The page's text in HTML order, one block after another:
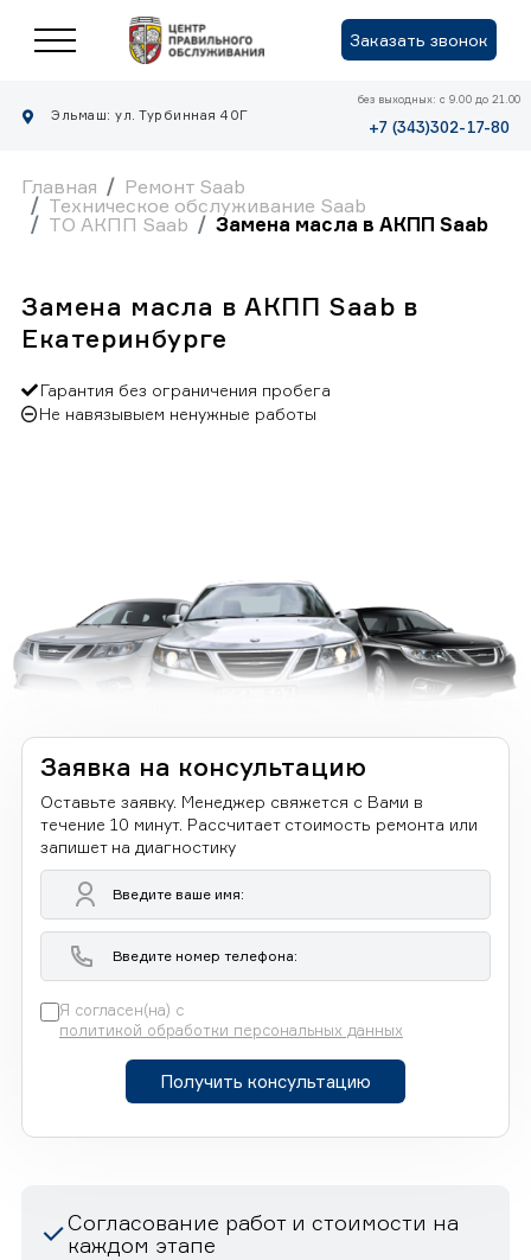
Заказать звонок
Эльмаш: ул. Турбинная 40Г
без выходных: с 9.00 до 21.00
+7 (343)302-17-80
Главная
Ремонт Saab
Техническое обслуживание Saab
ТО АКПП Saab
Замена масла в АКПП Saab
Замена масла в АКПП Saab в
Екатеринбурге
Гарантия без ограничения пробега
Не навязывыем ненужные работы
Заявка на консультацию
Оставьте заявку. Менеджер свяжется с Вами в
течение 10 минут. Рассчитает стоимость ремонта или
запишет на диагностику
Я согласен(на) с
политикой обработки персональных данных
Получить консультацию
Согласование работ и стоимости на
каждом этапе